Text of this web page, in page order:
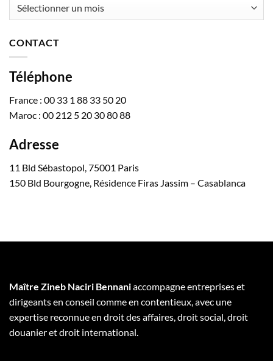
CONTACT
Téléphone
France : 00 33 1 88 33 50 20
Maroc : 00 212 5 20 30 80 88
Adresse
11 Bld Sébastopol, 75001 Paris
150 Bld Bourgogne, Résidence Firas Jassim – Casablanca
Maître Zineb Naciri Bennaniaccompagne entreprises et
dirigeants en conseil comme en contentieux, avec une
expertise reconnue en droit des affaires, droit social, droit
douanier et droit international.